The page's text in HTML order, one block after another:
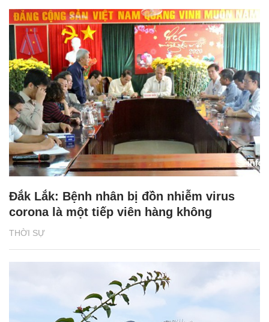
THỜI SỰ
Đắk Lắk: Bệnh nhân bị đồn nhiễm virus
corona là một tiếp viên hàng không